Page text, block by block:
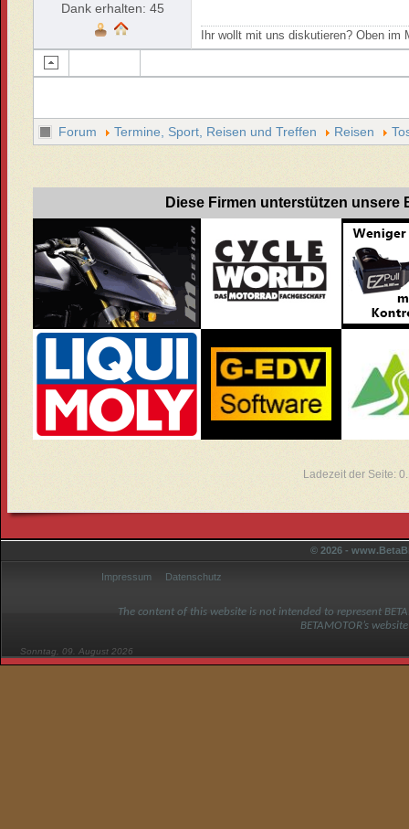
Dank erhalten: 45
Ihr wollt mit uns diskutieren? Oben
Forum Termine, Sport, Reisen und Treffen Reisen
Diese Firmen unterstützen unsere
Ladezeit der Seite:
© 2026 -
Impressum Datenschutz
The content of this website is not intended to represent
BETAMOTOR’s
Sonntag, 09. August 2026